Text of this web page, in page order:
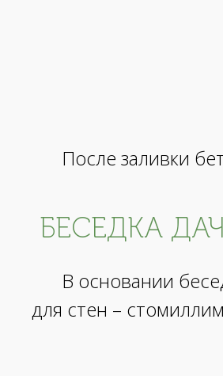
После заливки
БЕСЕДКА
В основании
для стен –